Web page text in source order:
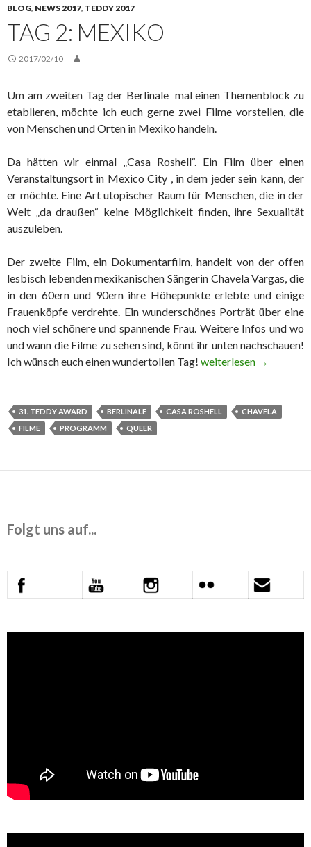
BLOG, NEWS 2017, TEDDY 2017
TAG 2: MEXIKO
2017/02/10
Um am zweiten Tag der Berlinale mal einen Themenblock zu
etablieren, möchte ich euch gerne zwei Filme vorstellen, die
von Menschen und Orten in Mexiko handeln.
Da hätten wir einmal „Casa Roshell“. Ein Film über einen
Veranstaltungsort in Mexico City , in dem jeder sein kann, der
er möchte. Eine Art utopischer Raum für Menschen, die in der
Welt „da draußen“ keine Möglichkeit finden, ihre Sexualität
auszuleben.
Der zweite Film, ein Dokumentarfilm, handelt von der offen
lesbisch lebenden mexikanischen Sängerin Chavela Vargas, die
in den 60ern und 90ern ihre Höhepunkte erlebte und einige
Frauenköpfe verdrehte. Ein wunderschönes Porträt über eine
noch viel schönere und spannende Frau. Weitere Infos und wo
und wann die Filme zu sehen sind, könnt ihr unten nachschauen!
Ich wünsch euch einen wundertollen Tag! Tag 2: Mexiko
weiterlesen →
31. TEDDY AWARD BERLINALE CASA ROSHELL
CHAVELA
FILME
PROGRAMM QUEER
Folgt uns auf...